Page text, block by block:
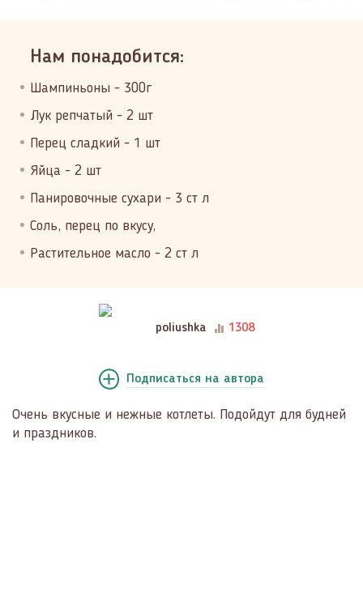
Нам понадобится:
Шампиньоны - 300г
Лук репчатый - 2 шт
Перец сладкий - 1 шт
Яйца - 2 шт
Панировочные сухари - 3 ст л
Соль, перец по вкусу,
Растительное масло - 2 ст л
poliushka 1308
Подписаться на автора
Очень вкусные и нежные котлеты. Подойдут для будней
и праздников.